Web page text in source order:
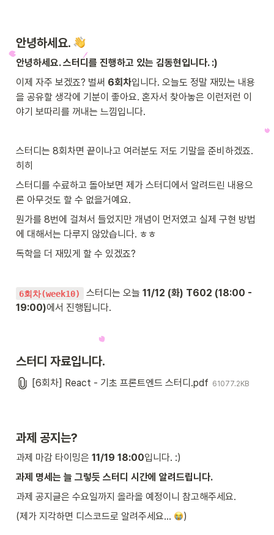
안녕하세요.
안녕하세요. 스터디를 진행하고 있는 김동현입니다. :)
이제 자주 보겠죠? 벌써 6회차입니다. 오늘도 정말 재밌는 내용
을 공유할 생각에 기분이 좋아요. 혼자서 찾아놓은 이런저런 이
야기 보따리를 꺼내는 느낌입니다.
스터디는 8회차면 끝이나고 여러분도 저도 기말을 준비하겠죠.
히히
스터디를 수료하고 돌아보면 제가 스터디에서 알려드린 내용으
론 아무것도 할 수 없을거예요.
뭔가를 8번에 걸쳐서 들었지만 개념이 먼저였고 실제 구현 방법
에 대해서는 다루지 않았습니다. ㅎㅎ
독학을 더 재밌게 할 수 있겠죠?
6회차(week10) 스터디는 오늘 11/12 (화) T602 (18:00 -
19:00)에서 진행됩니다.
스터디 자료입니다.
[6회차] React - 기초 프론트엔드 스터디.pdf 61077.2KB
과제 공지는?
과제 마감 타이밍은 11/19 18:00입니다. :)
과제 명세는 늘 그렇듯 스터디 시간에 알려드립니다.
과제 공지글은 수요일까지 올라올 예정이니 참고해주세요.
(제가 지각하면 디스코드로 알려주세요…
)